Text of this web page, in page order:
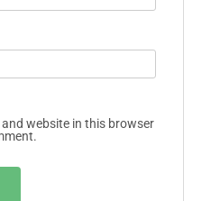
and website in this browser